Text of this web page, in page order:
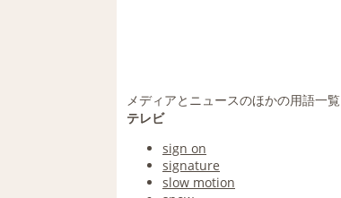
メディアとニュースのほかの用語一覧
テレビ
sign on
signature
slow motion